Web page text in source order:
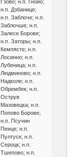
Гзово; н.п. Гнойо;
н.п. Дзбанице;
н.п. Заблоче; н.п.
Заблочше; н.п.
Залесе Борове;
н.п. Заторы; н.п.
Кемпясте; н.п.
Лосинно; н.п.
Лубеница; н.п.
Людминово; н.п.
Надколе; н.п.
Обрембек; н.п.
Острув
Мазовецка; н.п.
Попово Борове;
н.п. Псучин
Пеице; н.п.
Пултуск; н.п.
Сероцк; н.п.
Тшепово; н.п.